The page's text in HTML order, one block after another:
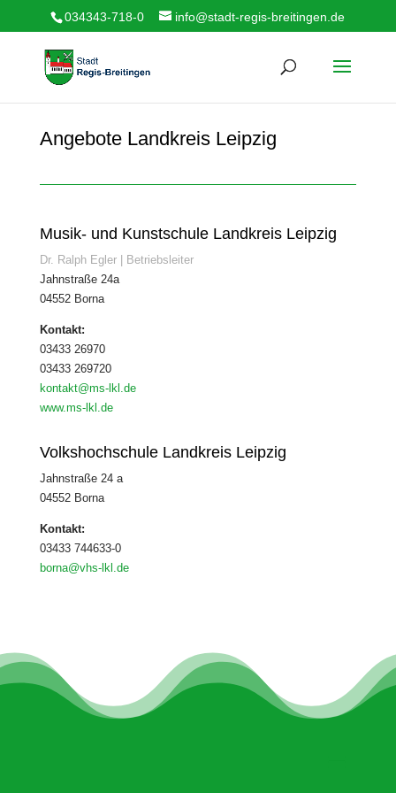
034343-718-0 info@stadt-regis-breitingen.de
Angebote Landkreis Leipzig
Musik- und Kunstschule Landkreis Leipzig
Dr. Ralph Egler | Betriebsleiter
Jahnstraße 24a
04552 Borna
Kontakt:
03433 26970
03433 269720
kontakt@ms-lkl.de
www.ms-lkl.de
Volkshochschule Landkreis Leipzig
Jahnstraße 24 a
04552 Borna
Kontakt:
03433 744633-0
borna@vhs-lkl.de